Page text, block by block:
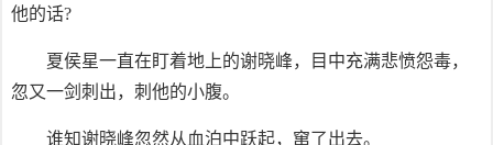
他的话?
夏侯星一直在盯着地上的谢晓峰，目中充满悲愤怨毒，
忽又一剑刺出，刺他的小腹。
谁知谢晓峰忽然从血泊中跃起，窜了出去。